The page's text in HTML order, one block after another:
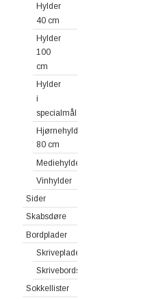
Hylder
40 cm
Hylder
100
cm
Hylder
i
specialmål
Hjørnehylder
80 cm
Mediehylder
Vinhylder
Sider
Skabsdøre
Bordplader
Skriveplader
Skrivebordsplader
Sokkellister